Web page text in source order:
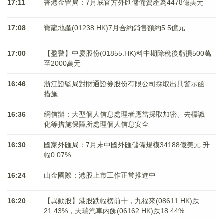
17:11 香港金管局：7月底官方外匯儲備資產為4478億美元
17:08 寶龍地產(01238.HK)7月合約銷售額約5.5億元
17:00
【盈警】中慶股份(01855.HK)料中期除稅後虧損500萬
至2000萬元
16:46
浙江證監局對財通證券股份有限公司採取出具警示函
措施
16:36
網信辦：大型個人信息處理者應當採取加密、去標識
化等措施保障所處理個人信息安全
16:30
國家外匯局：7月末中國外匯儲備規模34188億美元 升
幅0.07%
16:24 山金國際：港股上市工作正常推進中
16:20
【異動股】港股跌幅榜前十，九福來(08611.HK)跌
21.43%，天瑞汽車内飾(06162.HK)跌18.44%